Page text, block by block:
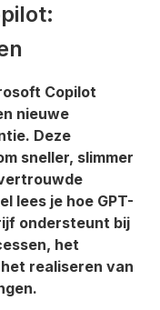
Copilot
nieuwe
Deze
sneller, slimmer
lees je hoe GPT-
ondersteunt bij
het
realiseren van